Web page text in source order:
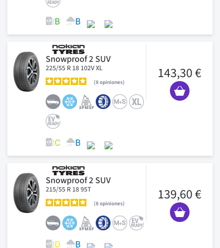
Snowproof 2 SUV
225/55 R 18 102V XL
8 opiniones
143,30 €
Snowproof 2 SUV
215/55 R 18 95T
8 opiniones
139,60 €